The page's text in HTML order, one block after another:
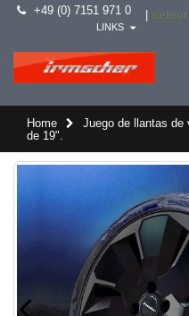
+49 (0) 7151 971 0
LINKS
Home
Juego de llantas de
de 19".